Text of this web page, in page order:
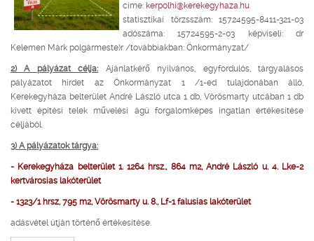
címe: kerpolhi@kerekegyhaza.hu
statisztikai törzsszám: 15724595-8411-321-03
adószáma: 15724595-2-03 képviseli: dr
Kelemen Márk polgármeste)r /továbbiakban: Önkormányzat/
2) A pályázat célja: Ajánlatkérő nyilvános, egyfordulós, tárgyalásos
pályázatot hirdet az Önkormányzat 1 /1-ed tulajdonában álló,
Kerekegyháza belterület André László utca 1 db, Vörösmarty utcában 1 db
kivett építési telek művelési ágú forgalomképes ingatlan értékesítése
céljából.
3) A pályázatok tárgya:
- Kerekegyháza belterület 1. 1264 hrsz., 864 m2, André László u. 4. Lke-2
kertvárosias lakóterület
- 1323/1 hrsz, 795 m2, Vörösmarty u. 8., Lf-1 falusias lakóterület
adásvétel útján történő értékesítése.